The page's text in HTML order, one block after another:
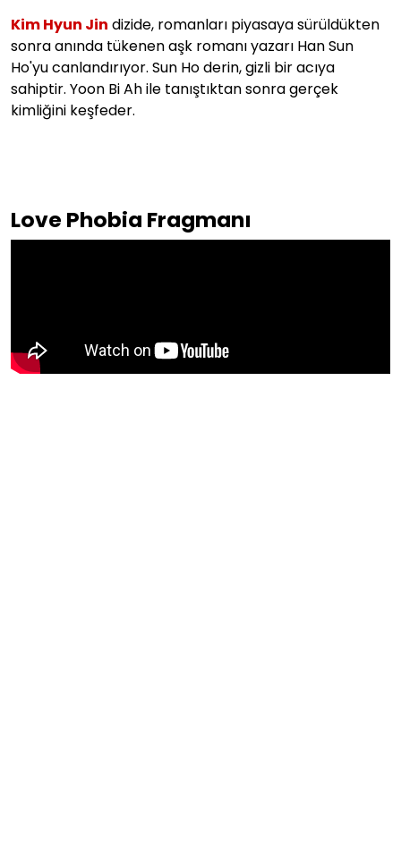
Kim Hyun Jin dizide, romanları piyasaya sürüldükten
sonra anında tükenen aşk romanı yazarı Han Sun
Ho'yu canlandırıyor. Sun Ho derin, gizli bir acıya
sahiptir. Yoon Bi Ah ile tanıştıktan sonra gerçek
kimliğini keşfeder.
Love Phobia Fragmanı